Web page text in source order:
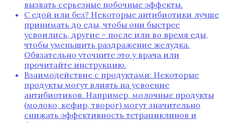
вызвать серьезные побочные эффекты.
С едой или без? Некоторые антибиотики лучше
принимать до еды‚ чтобы они быстрее
усвоились‚ другие – после или во время еды‚
чтобы уменьшить раздражение желудка.
Обязательно уточните это у врача или
прочитайте инструкцию.
Взаимодействие с продуктами: Некоторые
продукты могут влиять на усвоение
антибиотиков. Например‚ молочные продукты
(молоко‚ кефир‚ творог) могут значительно
снижать эффективность тетрациклинов и